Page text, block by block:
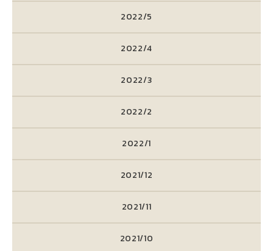
2022/5
2022/4
2022/3
2022/2
2022/1
2021/12
2021/11
2021/10